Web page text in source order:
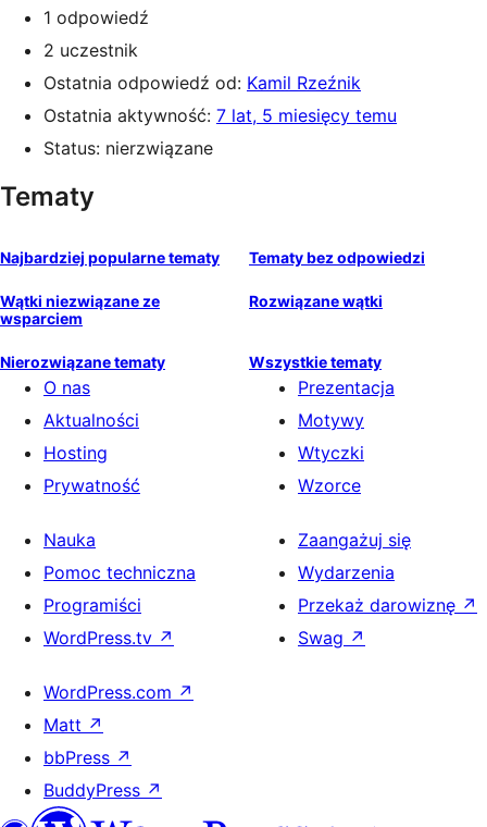
1 odpowiedź
2 uczestnik
Ostatnia odpowiedź od: Kamil Rzeźnik
Ostatnia aktywność: 7 lat, 5 miesięcy temu
Status: nierzwiązane
Tematy
Najbardziej popularne tematy Tematy bez odpowiedzi
Wątki niezwiązane ze
wsparciem
Rozwiązane wątki
Nierozwiązane tematy Wszystkie tematy
O nas
Aktualności
Hosting
Prywatność
Prezentacja
Motywy
Wtyczki
Wzorce
Nauka
Pomoc techniczna
Programiści
WordPress.tv ↗
Zaangażuj się
Wydarzenia
Przekaż darowiznę ↗
Swag ↗
WordPress.com ↗
Matt ↗
bbPress ↗
BuddyPress ↗